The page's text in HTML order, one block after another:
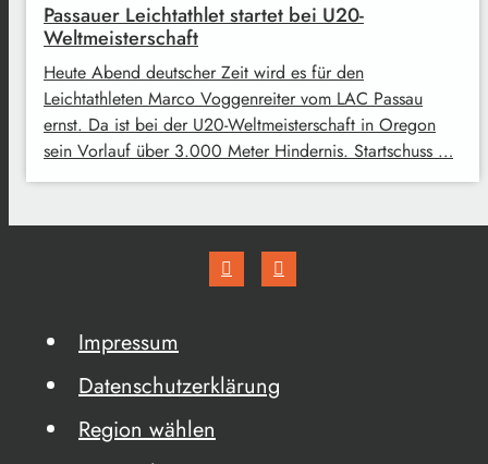
Passauer Leichtathlet startet bei U20-
Weltmeisterschaft
Heute Abend deutscher Zeit wird es für den
Leichtathleten Marco Voggenreiter vom LAC Passau
ernst. Da ist bei der U20-Weltmeisterschaft in Oregon
sein Vorlauf über 3.000 Meter Hindernis. Startschuss …
Impressum
Datenschutzerklärung
Region wählen